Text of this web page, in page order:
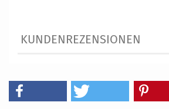
KUNDENREZENSIONEN